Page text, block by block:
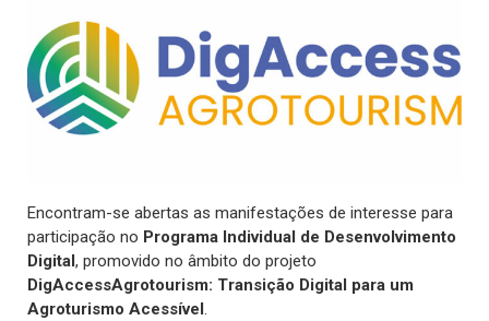
Encontram-se abertas as manifestações de interesse para
participação no Programa Individual de Desenvolvimento
Digital , promovido no âmbito do projeto
DigAccessAgrotourism: Transição Digital para um
Agroturismo Acessível .